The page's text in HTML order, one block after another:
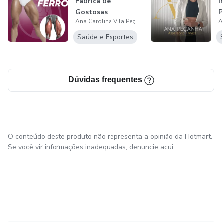
cintura fina, glúteos empinados, autoestima lá em cima e
disciplina de verdade, esse programa é pra você.
💥 O corpo dos seus sonhos começa com a decisão de dar
Vem comigo e descubra o poder de se sentir forte, segura
e gostosa de verdade.
Gostosas
Ana Carolina Vila Peçanha
Saúde e Esportes
Dúvidas frequentes
O conteúdo deste produto não representa a opinião da Hotmart.
Se você vir informações inadequadas, denuncie aqui